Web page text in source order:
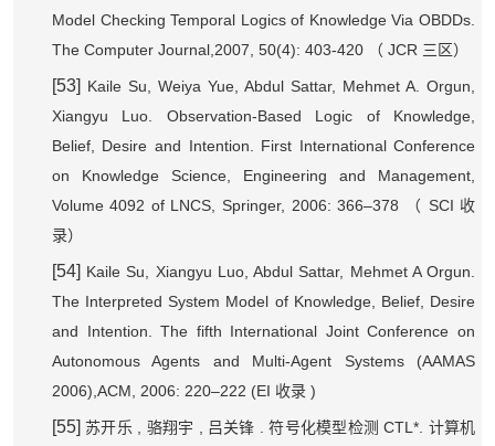
Model Checking Temporal Logics of Knowledge Via OBDDs.
The Computer Journal,2007, 50(4): 403-420
（ JCR 三区）
[53] Kaile Su, Weiya Yue, Abdul Sattar, Mehmet A. Orgun,
Xiangyu Luo. Observation-Based Logic of Knowledge,
Belief, Desire and Intention. First International Conference
on Knowledge Science, Engineering and Management,
Volume 4092 of LNCS, Springer, 2006: 366–378
（ SCI 收
录）
[54] Kaile Su, Xiangyu Luo, Abdul Sattar, Mehmet A Orgun.
The Interpreted System Model of Knowledge, Belief, Desire
and Intention. The fifth International Joint Conference on
Autonomous Agents and Multi-Agent Systems (AAMAS
2006),ACM, 2006: 220–222 (EI 收录)
[55]苏开乐 骆翔宇 吕关锋 .符号化模型检测 CTL*. 计算机